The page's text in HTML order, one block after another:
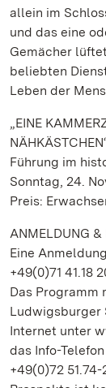
allein im
und das eine
Gemächer
beliebten
Leben der
„EINE
Führung im
Sonntag, 24.
Preis:
ANMELDUNG &
Eine
+49(0)71 41.18
Das Programm
Ludwigsburger
Internet unter
das Info-
+49(0)72